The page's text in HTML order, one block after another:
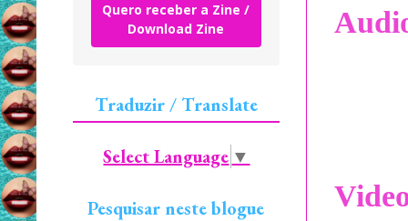
Quero receber a Zine /
Download Zine
Traduzir / Translate
Select Language ▼
Pesquisar neste blogue